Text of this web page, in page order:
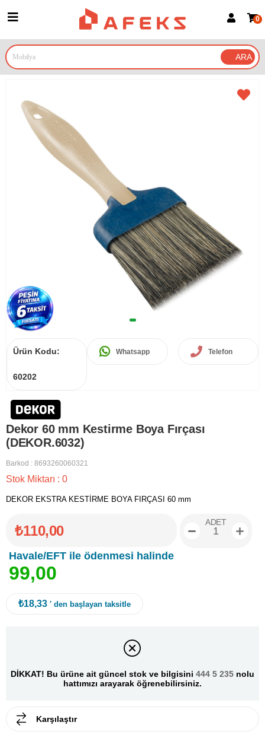
Google İle Bağlan
0
Ürün Kodu:
60202
Whatsapp Telefon
Dekor 60 mm Kestirme Boya Fırçası
(DEKOR.6032)
Barkod : 8693260060321
Stok Miktarı : 0
DEKOR EKSTRA KESTİRME BOYA FIRÇASI 60 mm
₺110,00
Havale/EFT ile ödenmesi halinde
99,00
ADET
₺18,33 ' den başlayan taksitle
DİKKAT! Bu ürüne ait güncel stok ve bilgisini 444 5 235 nolu
hattımızı arayarak öğrenebilirsiniz.
Karşılaştır